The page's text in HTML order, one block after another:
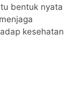
bentuk nyata
kesehatan